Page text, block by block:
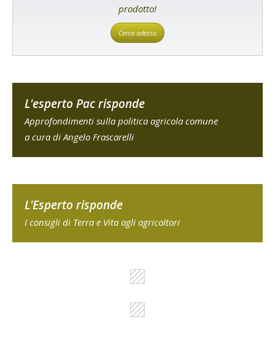
prodotto!
Cerca adesso
L'esperto Pac risponde
Approfondimenti sulla politica agricola comune
a cura di Angelo Frascarelli
L'Esperto risponde
I consigli di Terra e Vita agli agricoltori